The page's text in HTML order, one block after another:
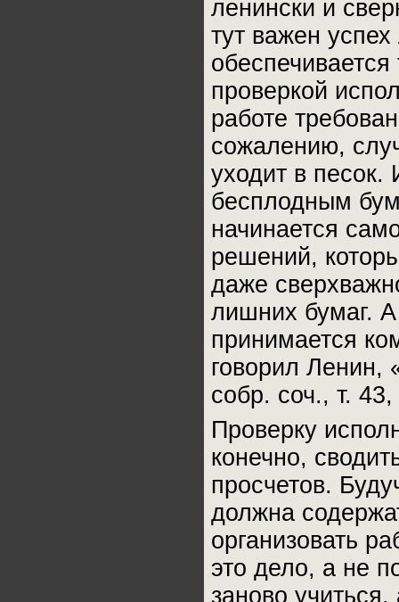
ленински и
тут важен
проверкой
работе
сожалению,
уходит в
бесплодным
начинается
решений,
даже
лишних бумаг.
принимается
говорил Ленин,
собр. соч., т.
Проверку
конечно,
просчетов.
должна
организовать
это дело, а не
заново